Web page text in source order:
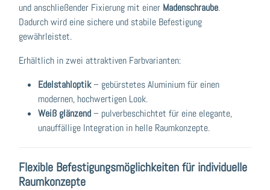
und anschließender Fixierung mit einer Madenschraube.
Dadurch wird eine sichere und stabile Befestigung
gewährleistet.
Erhältlich in zwei attraktiven Farbvarianten:
Edelstahloptik– gebürstetes Aluminium für einen
modernen, hochwertigen Look.
Weiß glänzend– pulverbeschichtet für eine elegante,
unauffällige Integration in helle Raumkonzepte.
Flexible Befestigungsmöglichkeiten für individuelle
Raumkonzepte